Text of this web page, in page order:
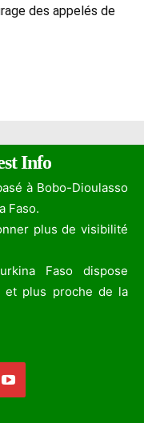
des appelés de
Info
à Bobo-Dioulasso
Faso.
plus de visibilité
Faso dispose
et plus proche de la